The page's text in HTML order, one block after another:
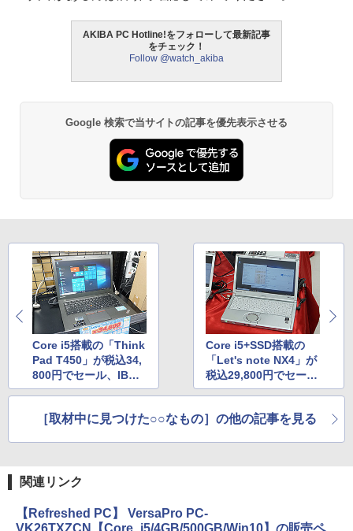
AKIBA PC Hotline!をフォローして最新記事
をチェック！
Follow @watch_akiba
Google 検索で当サイトの記事を優先表示させる
Core i5搭載の「Think
Pad T450」が税込34,
800円でセール、IBM
Refreshed PC
Core i5+SSD搭載の
「Let's note NX4」が
税込29,800円でセー
ル、メモリは8GB
［取材中に見つけた○○なもの］の他の記事を見る
関連リンク
【Refreshed PC】 VersaPro PC-
VK26TXZCN【Core_i5/4GB/500GB/Win10】の販売ペ